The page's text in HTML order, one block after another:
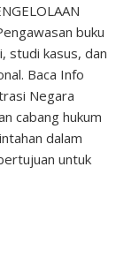
buku
studi kasus, dan
Baca Info
Negara
cabang hukum
dalam
untuk